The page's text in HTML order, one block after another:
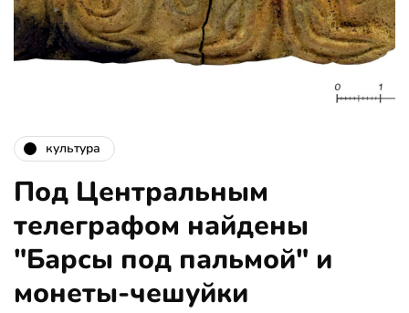
культура
Под Центральным
телеграфом найдены
"Барсы под пальмой" и
монеты-чешуйки